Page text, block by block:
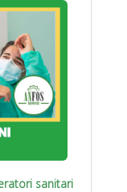
sanitari